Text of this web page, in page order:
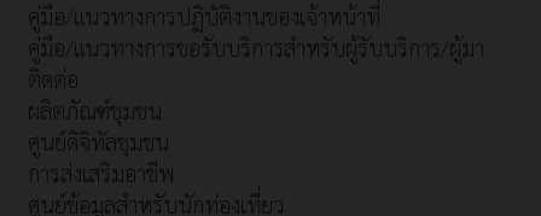
คู่มือ/แนวทางการปฏิบัติงานของเจ้าหน้าที่
คู่มือ/แนวทางการขอรับบริการสำหรับผู้รับบริการ/ผู้มา
ติดต่อ
ผลิตภัณฑ์ชุมชน
ศูนย์ดิจิทัลชุมชน
การส่งเสริมอาชีพ
ศูนย์ข้อมูลสำหรับนักท่องเที่ยว